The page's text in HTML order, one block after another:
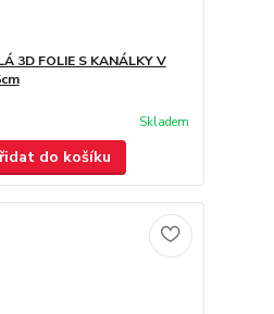
3D FOLIE S KANÁLKY V
Skladem
do košíku